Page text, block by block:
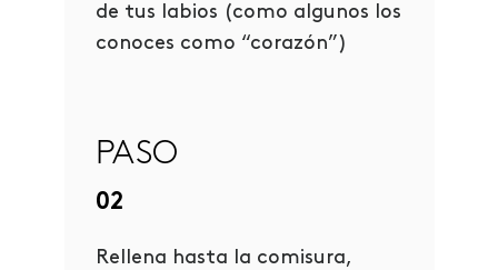
de tus labios (como algunos los
conoces como “corazón”)
PASO
02
Rellena hasta la comisura,